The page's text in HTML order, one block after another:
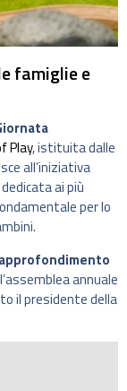
famiglie e
Play, istituita dalle
all’iniziativa
dedicata ai più
per lo
approfondimento
annuale
il presidente della